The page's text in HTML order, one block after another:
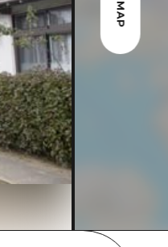
MAP